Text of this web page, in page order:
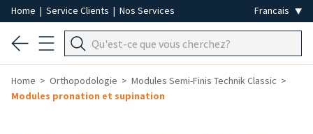
Home | Service Clients | Nos Services
Home Orthopodologie
Modules Semi-Finis Technik Classic
Modules pronation et supination